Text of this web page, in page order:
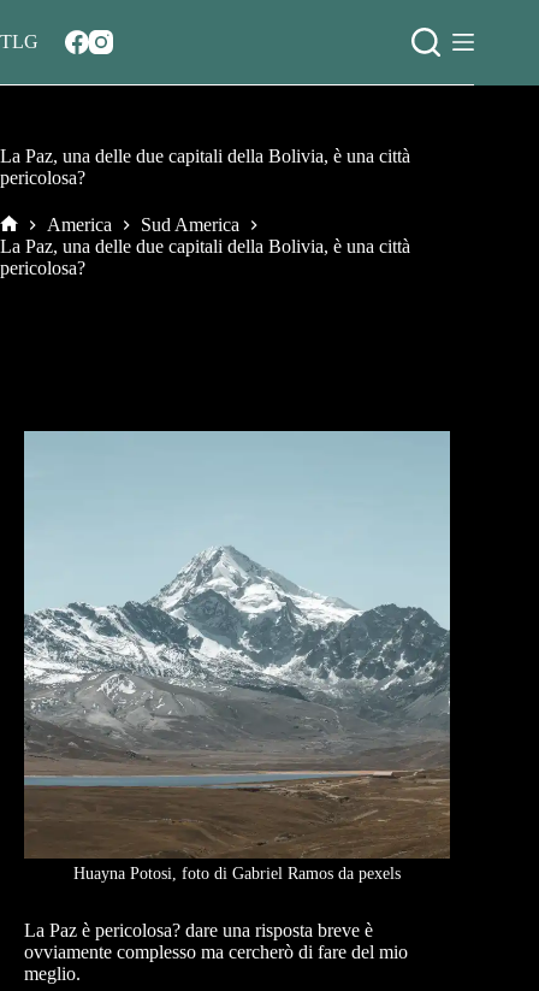
al
contenuto
TLG
La Paz, una delle due capitali della Bolivia, è una città
pericolosa?
Home
America
Sud America
La Paz, una delle due capitali della Bolivia, è una città
pericolosa?
Huayna Potosi, foto di Gabriel Ramos da pexels
La Paz è pericolosa? dare una risposta breve è
ovviamente complesso ma cercherò di fare del mio
meglio.